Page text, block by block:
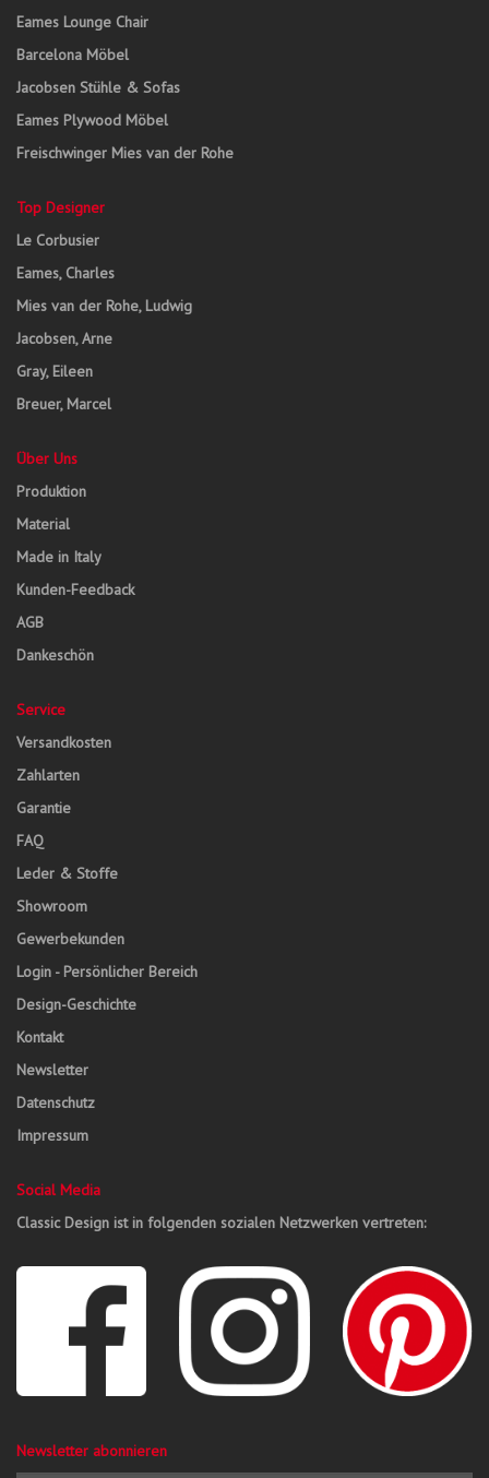
Eames Lounge Chair
Barcelona Möbel
Jacobsen Stühle & Sofas
Eames Plywood Möbel
Freischwinger Mies van der Rohe
Top Designer
Le Corbusier
Eames, Charles
Mies van der Rohe, Ludwig
Jacobsen, Arne
Gray, Eileen
Breuer, Marcel
Über Uns
Produktion
Material
Made in Italy
Kunden-Feedback
AGB
Dankeschön
Service
Versandkosten
Zahlarten
Garantie
FAQ
Leder & Stoffe
Showroom
Gewerbekunden
Login - Persönlicher Bereich
Design-Geschichte
Kontakt
Newsletter
Datenschutz
Impressum
Social Media
Classic Design ist in folgenden sozialen Netzwerken vertreten:
Newsletter abonnieren